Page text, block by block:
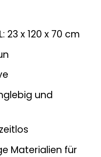
23 x 120 x 70 cm
und
Materialien für